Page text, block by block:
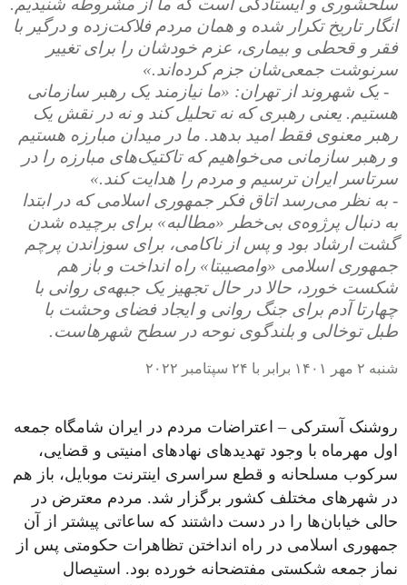
سلحشوری و ایستادگی است که ما از مشروطه شنیدیم.
انگار تاریخ تکرار شده و همان مردم فلاکت‌زده و درگیر با
فقر و قحطی و بیماری، عزم خودشان را برای تغییر
سرنوشت جمعی‌شان جزم کرده‌‌اند.»
- یک شهروند از تهران: «ما نیازمند یک رهبر سازمانی
هستیم. یعنی رهبری که نه تحلیل کند و نه در نقش یک
رهبر معنوی فقط امید بدهد. ما در میدان مبارزه هستیم
و رهبر سازمانی می‌خواهیم که تاکتیک‌های مبارزه را در
سرتاسر ایران ترسیم و مردم را هدایت کند.»
- به نظر می‌رسد اتاق فکر جمهوری اسلامی که در ابتدا
به دنبال پرژوه‌ی بی‌خطر «مطالبه» برای برچیده شدن
گشت ارشاد بود و پس از ناکامی، برای سوزاندن پرچم
جمهوری اسلامی «وامصیبتا» راه انداخت و باز هم
شکست خورد، حالا در حال تجهیز یک جبهه‌ی روانی با
چهارتا آدم برای جنگ روانی و ایجاد فضای وحشت با
طبل توخالی و بلندگوی نوحه در سطح شهرهاست.
شنبه ۲ مهر ۱۴۰۱ برابر با ۲۴ سپتامبر ۲۰۲۲
روشنک آسترکی – اعتراضات مردم در ایران شامگاه جمعه
اول مهرماه با وجود تهدیدهای نهادهای امنیتی و قضایی،
سرکوب مسلحانه و قطع سراسری اینترنت موبایل، باز هم
در شهرهای مختلف کشور برگزار شد. مردم معترض در
حالی خیابان‌ها را در دست داشتند که ساعاتی پیشتر از آن
جمهوری اسلامی در راه‌ انداختن تظاهرات حکومتی پس از
نماز جمعه شکستی مفتضحانه خورده بود. استیصال